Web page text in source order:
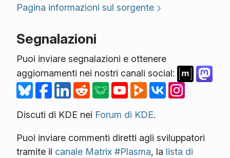
Pagina informazioni sul sorgente
Segnalazioni
Puoi inviare segnalazioni e ottenere
aggiornamenti nei nostri canali social:
Discuti di KDE nei Forum di KDE.
Puoi inviare commenti diretti agli sviluppatori
tramite il canale Matrix #Plasma, la lista di